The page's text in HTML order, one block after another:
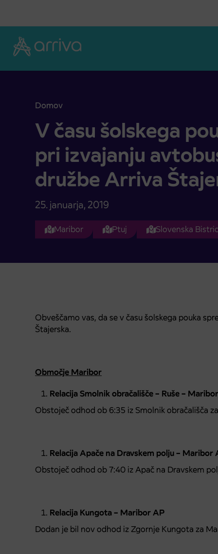
Domov
V času šolskega pouka spremembe pri izvajanju
V času šolskega
pri izvajanju
družbe Arriva
25. januarja, 2019
Maribor Ptuj Slovenska
Obveščamo vas, da se v času šolskega pouka
Štajerska.
Območje Maribor
Relacija Smolnik obračališče – Ruše –
Obstoječ odhod ob 6:35 iz Smolnik obračališča
Relacija Apače na Dravskem polju – Maribor
Obstoječ odhod ob 7:40 iz Apač na Dravskem
Relacija Kungota – Maribor AP
Dodan je bil nov odhod iz Zgornje Kungota za